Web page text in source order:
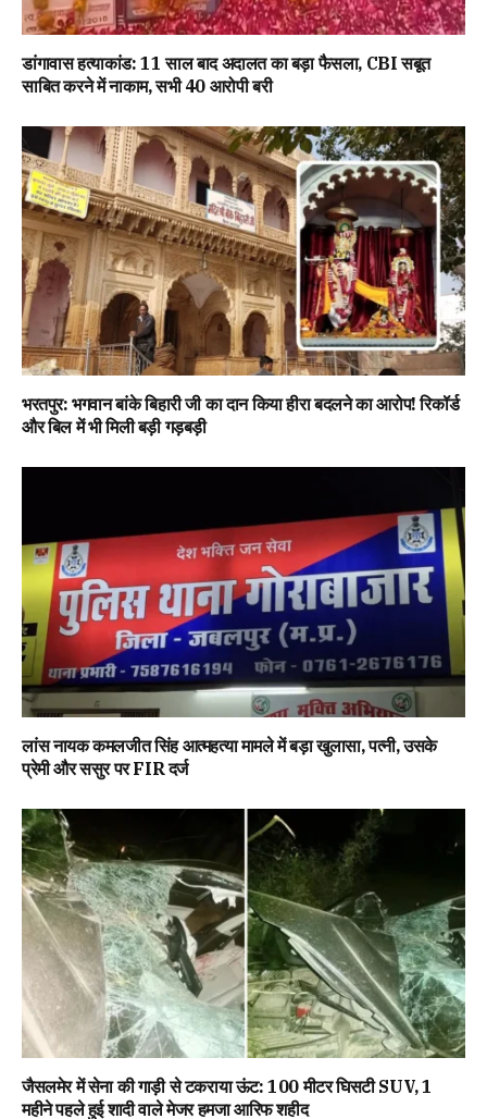
डांगावास हत्याकांड: 11 साल बाद अदालत का बड़ा फैसला, CBI सबूत
साबित करने में नाकाम, सभी 40 आरोपी बरी
भरतपुर: भगवान बांके बिहारी जी का दान किया हीरा बदलने का आरोप! रिकॉर्ड
और बिल में भी मिली बड़ी गड़बड़ी
लांस नायक कमलजीत सिंह आत्महत्या मामले में बड़ा खुलासा, पत्नी, उसके
प्रेमी और ससुर पर FIR दर्ज
जैसलमेर में सेना की गाड़ी से टकराया ऊंट: 100 मीटर घिसटी SUV, 1
महीने पहले हुई शादी वाले मेजर हमजा आरिफ शहीद